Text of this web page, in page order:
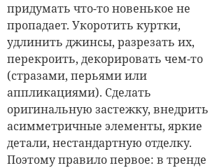
придумать что-то новенькое не
пропадает. Укоротить куртки,
удлинить джинсы, разрезать их,
перекроить, декорировать чем-то
(стразами, перьями или
аппликациями). Сделать
оригинальную застежку, внедрить
асимметричные элементы, яркие
детали, нестандартную отделку.
Поэтому правило первое: в тренде